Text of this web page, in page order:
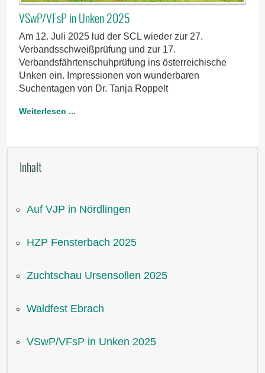
VSwP/VFsP in Unken 2025
Am 12. Juli 2025 lud der SCL wieder zur 27.
Verbandsschweißprüfung und zur 17.
Verbandsfährtenschuhprüfung ins österreichische
Unken ein. Impressionen von wunderbaren
Suchentagen von Dr. Tanja Roppelt
Weiterlesen ...
Inhalt
Auf VJP in Nördlingen
HZP Fensterbach 2025
Zuchtschau Ursensollen 2025
Waldfest Ebrach
VSwP/VFsP in Unken 2025